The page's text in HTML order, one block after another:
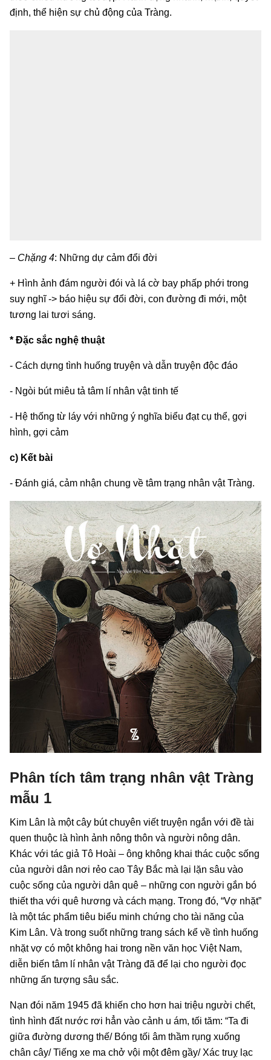
định, thể hiện sự chủ động của Tràng.
– Chặng 4: Những dự cảm đổi đời
+ Hình ảnh đám người đói và lá cờ bay phấp phới trong
suy nghĩ -> báo hiệu sự đổi đời, con đường đi mới, một
tương lai tươi sáng.
* Đặc sắc nghệ thuật
- Cách dựng tình huống truyện và dẫn truyện độc đáo
- Ngòi bút miêu tả tâm lí nhân vật tinh tế
- Hệ thống từ láy với những ý nghĩa biểu đạt cụ thể, gợi
hình, gợi cảm
c) Kết bài
- Đánh giá, cảm nhận chung về tâm trạng nhân vật Tràng.
Phân tích tâm trạng nhân vật Tràng
mẫu 1
Kim Lân là một cây bút chuyên viết truyện ngắn với đề tài
quen thuộc là hình ảnh nông thôn và người nông dân.
Khác với tác giả Tô Hoài – ông không khai thác cuộc sống
của người dân nơi rẻo cao Tây Bắc mà lại lặn sâu vào
cuộc sống của người dân quê – những con người gắn bó
thiết tha với quê hương và cách mạng. Trong đó, “Vợ nhặt”
là một tác phẩm tiêu biểu minh chứng cho tài năng của
Kim Lân. Và trong suốt những trang sách kể về tình huống
nhặt vợ có một không hai trong nền văn học Việt Nam,
diễn biến tâm lí nhân vật Tràng đã để lại cho người đọc
những ấn tượng sâu sắc.
Nạn đói năm 1945 đã khiến cho hơn hai triệu người chết,
tình hình đất nước rơi hẳn vào cảnh u ám, tối tăm: “Ta đi
giữa đường dương thế/ Bóng tối âm thầm rụng xuống
chân cây/ Tiếng xe ma chở vội một đêm gầy/ Xác truỵ lạc